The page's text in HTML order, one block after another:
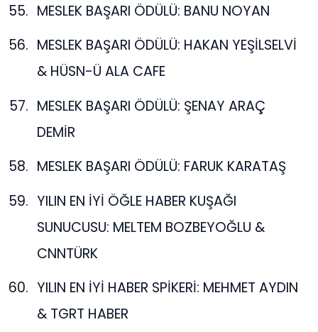
MESLEK BAŞARI ÖDÜLÜ: BANU NOYAN
MESLEK BAŞARI ÖDÜLÜ: HAKAN YEŞİLSELVİ
& HÜSN-Ü ALA CAFE
MESLEK BAŞARI ÖDÜLÜ: ŞENAY ARAÇ
DEMİR
MESLEK BAŞARI ÖDÜLÜ: FARUK KARATAŞ
YILIN EN İYİ ÖĞLE HABER KUŞAĞI
SUNUCUSU: MELTEM BOZBEYOĞLU &
CNNTÜRK
YILIN EN İYİ HABER SPİKERİ: MEHMET AYDIN
& TGRT HABER